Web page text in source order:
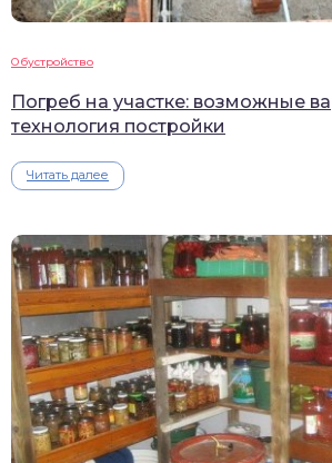
Обустройство
Погреб на участке: возможные
технология постройки
Читать далее